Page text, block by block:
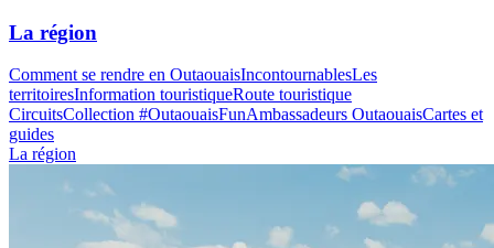
La région
Comment se rendre en OutaouaisIncontournablesLes
territoiresInformation touristiqueRoute touristique
CircuitsCollection #OutaouaisFunAmbassadeurs OutaouaisCartes et
guides
La région